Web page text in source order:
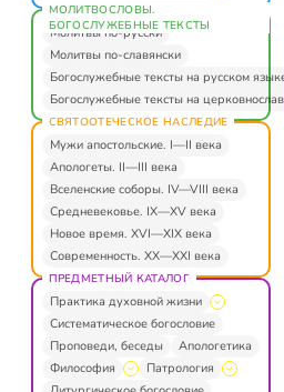
МОЛИТВОСЛОВЫ.
БОГОСЛУЖЕБНЫЕ ТЕКСТЫ
Молитвы по-русски
Молитвы по-славянски
Богослужебные тексты на русском
Богослужебные тексты на
СВЯТООТЕЧЕСКОЕ НАСЛЕДИЕ
Мужи апостольские. I—II века
Апологеты. II—III века
Вселенские соборы. IV—VIII века
Средневековье. IX—XV века
Новое время. XVI—XIX века
Современность. XX—XXI века
ПРЕДМЕТНЫЙ КАТАЛОГ
Практика духовной жизни
Систематическое богословие
Проповеди, беседы
Апологетика
Философия
Патрология